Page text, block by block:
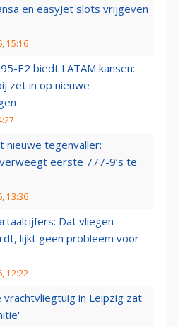
en easyJet slots vrijgeven
15:16
E2 biedt LATAM kansen:
zet in op nieuwe
nieuwe tegenvaller:
eerste 777-9’s te
13:36
Dat vliegen
lijkt geen probleem voor
12:22
vrachtvliegtuig in Leipzig zat